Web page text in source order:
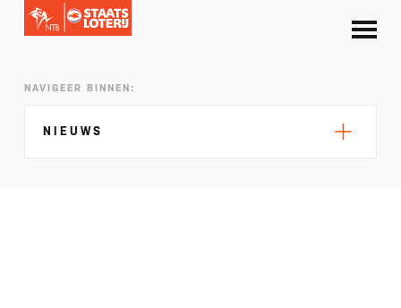
NAVIGEER BINNEN:
NIEUWS